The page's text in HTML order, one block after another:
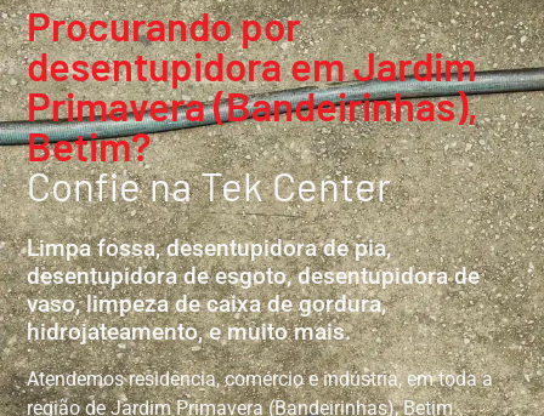
Procurando por
desentupidora em Jardim
Primavera (Bandeirinhas),
Betim?
Confie na Tek Center
Limpa fossa, desentupidora de pia,
desentupidora de esgoto, desentupidora de
vaso, limpeza de caixa de gordura,
hidrojateamento, e muito mais.
Atendemos residência, comércio e indústria, em toda a
região de Jardim Primavera (Bandeirinhas), Betim.